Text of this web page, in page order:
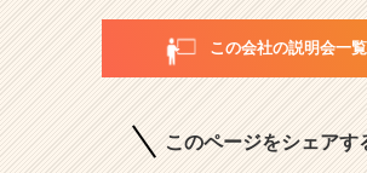
この会社の説明会一
このページをシェアす